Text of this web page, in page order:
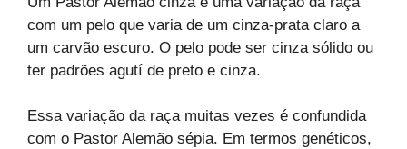
com um pelo que varia de um cinza-prata claro a
um carvão escuro. O pelo pode ser cinza sólido ou
ter padrões agutí de preto e cinza.
Essa variação da raça muitas vezes é confundida
com o Pastor Alemão sépia. Em termos genéticos,